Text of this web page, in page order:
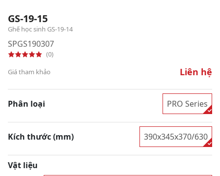
GS-19-15
Ghế học sinh GS-19-14
SPGS190307
(0)
Giá tham khảo
Liên hệ
Phân loại PRO Series
Kích thước (mm) 390x345x370/630
Vật liệu